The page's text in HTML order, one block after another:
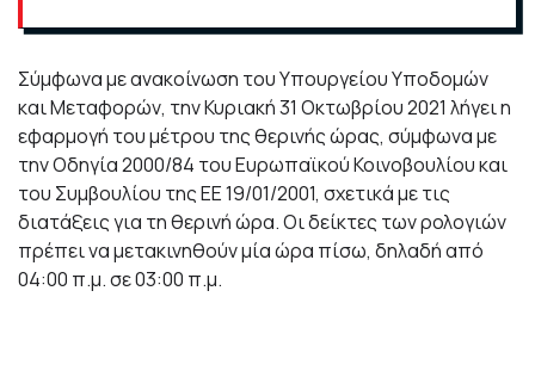
Σύμφωνα με ανακοίνωση του Υπουργείου Υποδομών
και Μεταφορών, την Κυριακή 31 Οκτωβρίου 2021 λήγει η
εφαρμογή του μέτρου της θερινής ώρας, σύμφωνα με
την Οδηγία 2000/84 του Ευρωπαϊκού Κοινοβουλίου και
του Συμβουλίου της EE 19/01/2001, σχετικά με τις
διατάξεις για τη θερινή ώρα. Οι δείκτες των ρολογιών
πρέπει να μετακινηθούν μία ώρα πίσω, δηλαδή από
04:00 π.μ. σε 03:00 π.μ.